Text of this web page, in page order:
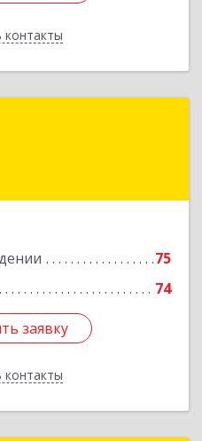
контакты
75
74
заявку
контакты
заявку